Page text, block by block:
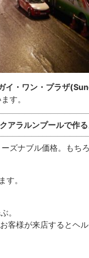
イ・ワン・プラザ(
す。
アラルンプールで作
ズナブル価格。もち
す。
。
様が来店するとヘル